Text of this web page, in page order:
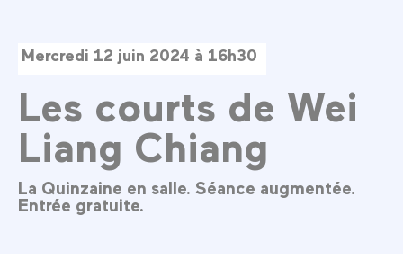
Mercredi 12 juin 2024 à 16h30
Les courts de Wei
Liang Chiang
La Quinzaine en salle. Séance augmentée.
Entrée gratuite.